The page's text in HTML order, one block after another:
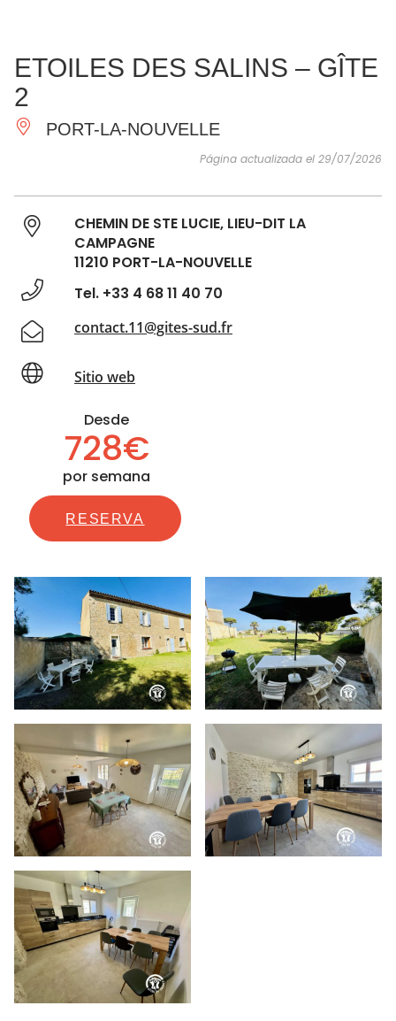
IMPRESCINDIBLES
HACER
INSPIRACIONES
ETOILES DES SALINS – GÎTE
2
PORT-LA-NOUVELLE
Página actualizada el 29/07/2026
CHEMIN DE STE LUCIE, LIEU-DIT LA
CAMPAGNE
11210 PORT-LA-NOUVELLE
Tel. +33 4 68 11 40 70
contact.11@gites-sud.fr
Sitio web
Desde
728€
por semana
RESERVA